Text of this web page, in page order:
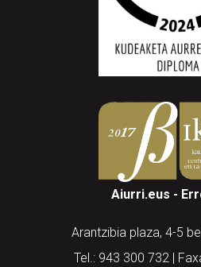
Aiurri.eus -
Arantzibia plaza, 4-5
Tel.: 943 300 732 |